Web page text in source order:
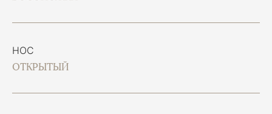
НОС
ОТКРЫТЫЙ